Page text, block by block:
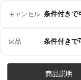
キャンセル 条件付きで
返品 条件付きで
商品説明